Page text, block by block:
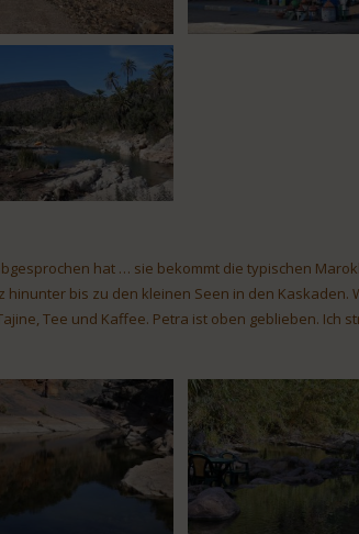
hat … sie bekommt die typischen
hinunter bis zu den kleinen Seen in den Kaskaden.
Tee und Kaffee. Petra ist oben geblieben. Ich